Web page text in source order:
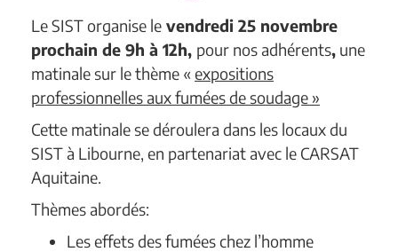
Le SIST organise le vendredi 25 novembre
prochain de 9h à 12h, pour nos adhérents, une
matinale sur le thème «expositions
professionnelles aux fumées de soudage »
Cette matinale se déroulera dans les locaux du
SIST à Libourne, en partenariat avec le CARSAT
Aquitaine.
Thèmes abordés:
Les effets des fumées chez l’homme